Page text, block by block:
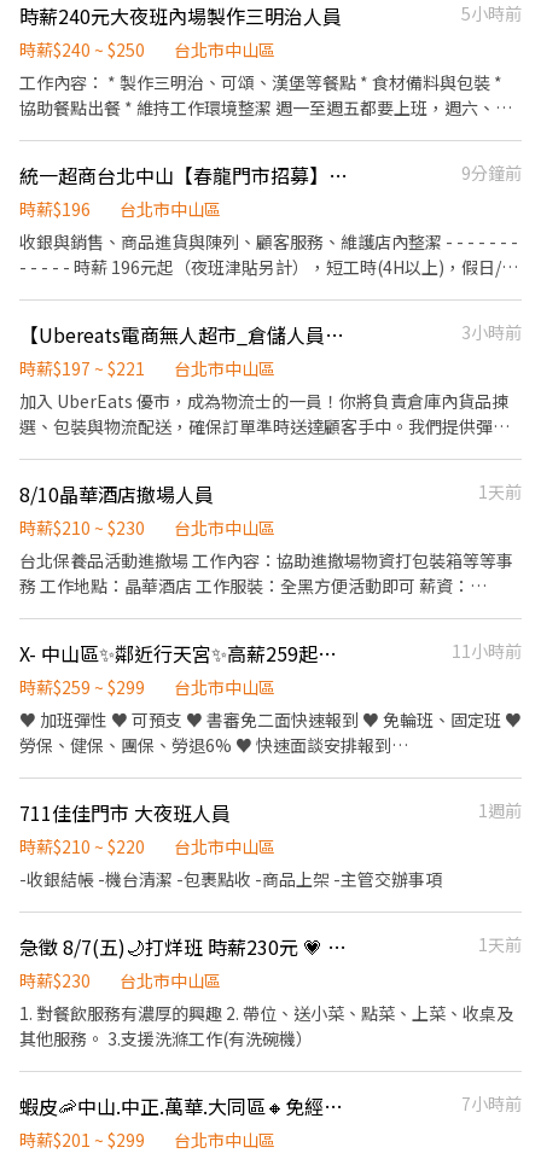
---------------- 【✅有人店(一般門市)✅】 ✦工作薪資 $196-241/hr
✦工作內容- (提供完整教育訓練及店面實習) 1.負責包裹收寄、搬
調店) ✦工作時間 ⭕缺額門市、班別如下方⭕ 固定早班 10:30-
17:30 (平日4-6H/假日6-8H) 固定晚班❶16:15-22:45 ❷18:45-
22:45（一週至少2天16:15起班） ✦排班方式 含假日周排班3-5天班
----------------------------- ▶工作地點 (可自選門店) 缺額如下 ⚡士
平 - 智取店 士林區延平北路五段62號1樓(缺早、晚) ⚡士林承德 - 智
取店 士林區承德路四段80巷52號1樓(缺早、晚、假日早、假日晚) ⚡
士林格致 - 智取店 士林區格致路59號1樓(缺早、晚、假日早、假日
晚) ⚡大同延平 - 智取店 大同區延平北路三段120之1號1樓(缺早) ⚡大
同歸綏 - 智取店 大同區歸綏街184號1樓(缺早、晚、假日早、假日
晚) ⚡大安文昌 - 智取店 大安區信義路四段294巷2號1樓(缺早、全
天) ⚡大安台大 - 智取店 大安區復興南路二段360號1樓(缺早、晚、
假日早、假日晚) ⚡大安潮州 - 智取店 大安區潮州街90號1樓(缺早、
晚、全天、假日早、假日晚) ⚡台北統領 - 智取店 大安區敦化南路一
日早、假日晚) ⚡中山晴光 - 智取店 中山區中山北路三段27之1號與
25之27號1樓(缺早、晚) ⚡中山農安 - 智取店 中山區農安街166號1
樓(缺早、晚、假日早、假日晚) ⚡中山實踐 - 智取店 中山區大直街
56號1樓(缺早、晚) ⚡中正三元 - 智取店 中正區三元街178號1樓(缺
早、晚、假日早、假日晚) ⚡中正汀州 - 智取店 中正區汀州路二段
206號1樓(缺夜) ⚡中正臨沂 - 智取店 中正區臨沂街19巷3號1樓(缺
夜) ⚡內湖明湖 - 智取店 內湖區康寧路三段165巷14弄7號1樓(缺早、
晚、假日早、假日晚) ⚡內湖高工 - 智取店 內湖區港墘路127巷6弄7
號1樓(缺早、晚) ⚡內湖康寧 - 智取店 內湖區康寧路一段194號1樓
(缺早、晚、全天、假日早、假日晚) ⚡內湖康護 - 智取店 內湖區成功
路五段420巷5號1樓(缺早、晚、假日早、假日晚) ⚡內湖新明 - 智取
店 內湖區新明路368號1樓(缺早、假日早、假日晚) ⚡內湖成功 - 智
取店 內湖區成功路二段297號1樓(缺早、晚、假日早、假日晚) ⚡文
山木柵二 - 智取店 文山區木柵路一段57號(缺早、全天) ⚡文山政大 -
智取店 文山區指南路二段45巷12號1樓(缺早、假日早、假日晚) ⚡文
山順興 - 智取店 文山區興隆路四段165巷50號1樓(缺早、假日早、
(缺晚、全天、假日早、假日晚) ⚡北投北藝 - 智取店 北投區中央北路
四段544號1樓(缺晚、全天) ⚡北投吉利 - 智取店 北投區吉利街58巷2
號1樓(缺早、晚) ⚡北投明德 - 智取店 北投區明德路287號1樓(缺假
日早、假日晚) ⚡北投清江 - 智取店 北投區清江路108號1樓(缺早、
取店 松山區八德路四段74號1樓(缺早、晚、假日早、假日晚) ⚡松山
延壽 - 智取店 松山區延壽街404號1樓(缺早、晚、假日早、假日晚)
【夜班】 23:30~03:30 智取店工作地點： 中山朱崙 龍江路.號 中山
中吉 長春路.號 中山實踐 大直街.號 中山晴光 中山北路三段.號 中山
農安 農安街.號 中山長春 長春路.號 ---------------------------------
-- ✅上班時段(有人店時段) 【早班】11:00~17:30 【晚班】
東路二段.號 中山吉 林吉林路.號 -----------------------------------
一週可排4天 智取店六日至少要挑一天 有人店六日需固定上 ✅ 應徵
方式: 請截圖此職缺資訊，並提供以下資料，方便我們盡快為您安排
面試 ✎ 官方 ：@weiko ⭢ https://lin.ee/Yl34kL8 ✎ ID：
0979661360 ✎ 聯絡方式 :0979-661-360（聯繫：茜茜 ʚɞ）
時薪240元大夜班內場製作三明治人員
5小時前
時薪$240 ~ $250
台北市中山區
工作內容： * 製作三明治、可頌、漢堡等餐點 * 食材備料與包裝 *
協助餐點出餐 * 維持工作環境整潔 週一至週五都要上班，週六、週
統一超商台北中山【春龍門市招募】 離家近&彈性排班、歡迎二度就業/樂齡/兼職
9分鐘前
時薪$196
台北市中山區
收銀與銷售、商品進貨與陳列、顧客服務、維護店內整潔​ - - - - - - -
- - - - -​ 時薪 196元起（夜班津貼另計），短工時(4H以上)，假日/暑
為主)​ 工作地點：依您鄰近地區媒合​ *學經歷不拘，喜歡與人互動，
樂觀開朗，具有服務熱忱*​ 若對其他地區有意願也歡迎投遞！ ​
【Ubereats電商無人超市_倉儲人員】中山店_早/晚/大夜班兼職
3小時前
時薪$197 ~ $221
台北市中山區
加入 UberEats 優市，成為物流士的一員！你將負責倉庫內貨品揀
選、包裝與物流配送，確保訂單準時送達顧客手中。我們提供彈性
~~! ⭐工作環境佳、冷氣房、全新空間 歡迎來當我們的夥伴~~! ––
【工作內容】 1.接訂單、排面整理、補貨上架 2.標準SOP，揀貨及
包裝給外送員 3.作業區環境整理與維護 4. 需進出冷凍/冷藏庫 ––
【薪資相關】 基本時薪197；24:00-02:00時薪221 另有每月績效獎
應徵 早班 10:00-1ㄞ:00 晚班 16:00-24:00 大夜班 18:00-08:00 一個
月約10-15天(周末要可彈性配合)
8/10晶華酒店撤場人員
1天前
時薪$210 ~ $230
台北市中山區
台北保養品活動進撤場 工作內容：協助進撤場物資打包裝箱等等事
務 工作地點：晶華酒店 工作服裝：全黑方便活動即可 薪資：
X- 中山區✨鄰近行天宮✨高薪259起✨可兼職首選
11小時前
時薪$259 ~ $299
台北市中山區
♥ 加班彈性 ♥ 可預支 ♥ 書審免二面快速報到 ♥ 免輪班、固定班 ♥
勞保、健保、團保、勞退6% ♥ 快速面談安排報到
薪資259 【晚班】： 17:30-21:30｜18:00-22:00｜18:30-22:30 薪資
279 ✨ 六日須排一天，自選3-4天，最少排4天最多5天 ✨ 上班時間
可選 【 工作地點】 中山朱崙 龍江路50之 中山中吉 長春路130之 中
缺+留言姓名、電話、區域方便快速安排 ✎ 官方：@weiko
https://lin.ee/Yl34kL8 ✎ 個人電話ID收尋詢問：0958-761-360 找
711佳佳門市 大夜班人員
1週前
時薪$210 ~ $220
台北市中山區
-收銀結帳 -機台清潔 -包裹點收 -商品上架 -主管交辦事項
急徵 8/7(五)🌙打烊班 時薪230元 💗 民生東店 餐廳外場服務生
1天前
時薪$230
台北市中山區
1. 對餐飲服務有濃厚的興趣 2. 帶位、送小菜、點菜、上菜、收桌及
其他服務。 3.支援洗滌工作(有洗碗機）
蝦皮🦐中山.中正.萬華.大同區🔸免經驗｜高時薪｜高錄取｜自選門市｜包裹理貨員📦
7小時前
時薪$201 ~ $299
台北市中山區